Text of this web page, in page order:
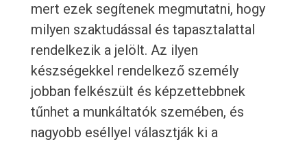
mert ezek segítenek megmutatni, hogy
milyen szaktudással és tapasztalattal
rendelkezik a jelölt. Az ilyen
készségekkel rendelkező személy
jobban felkészült és képzettebbnek
tűnhet a munkáltatók szemében, és
nagyobb eséllyel választják ki a